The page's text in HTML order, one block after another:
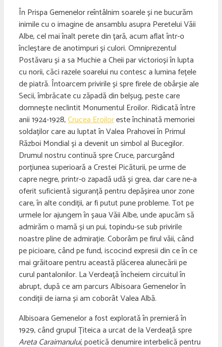
În Prispa Gemenelor reîntâlnim soarele și ne bucurăm
inimile cu o imagine de ansamblu asupra Peretelui Văii
Albe, cel mai înalt perete din țară, acum aflat într-o
încleștare de anotimpuri și culori. Omniprezentul
Postăvaru și a sa Muchie a Cheii par victorioși în lupta
cu norii, căci razele soarelui nu contesc a lumina fețele
de piatră. Întoarcem privirile și spre firele de obârșie ale
Secii, îmbrăcate cu zăpadă din belșug, peste care
domnește neclintit Monumentul Eroilor. Ridicată între
anii 1924-1928,Crucea Eroiloreste închinată memoriei
soldaților care au luptat în Valea Prahovei în Primul
Război Mondial și a devenit un simbol al Bucegilor.
Drumul nostru continuă spre Cruce, parcurgând
porțiunea superioară a Crestei Picăturii, pe urme de
capre negre, printr-o zapadă udă și grea, dar care ne-a
oferit suficientă siguranță pentru depășirea unor zone
care, în alte condiții, ar fi putut pune probleme. Tot pe
urmele lor ajungem în șaua Văii Albe, unde apucăm să
admirăm o mamă și un pui, topindu-se sub privirile
noastre pline de admirație. Coborâm pe firul văii, când
pe picioare, când pe fund, iscocind expresii din ce în ce
mai grăitoare pentru această plăcerea alunecării pe
curul pantalonilor. La Verdeață încheiem circuitul în
abrupt, după ce am parcurs Albisoara Gemenelor în
condiții de iarna și am coborât Valea Albă.
Albisoara Gemenelor a fost explorată în premieră în
1929, când grupul Țiteica a urcat de la Verdeață spre
Areta Caraimanului,poetică denumire interbelică pentru